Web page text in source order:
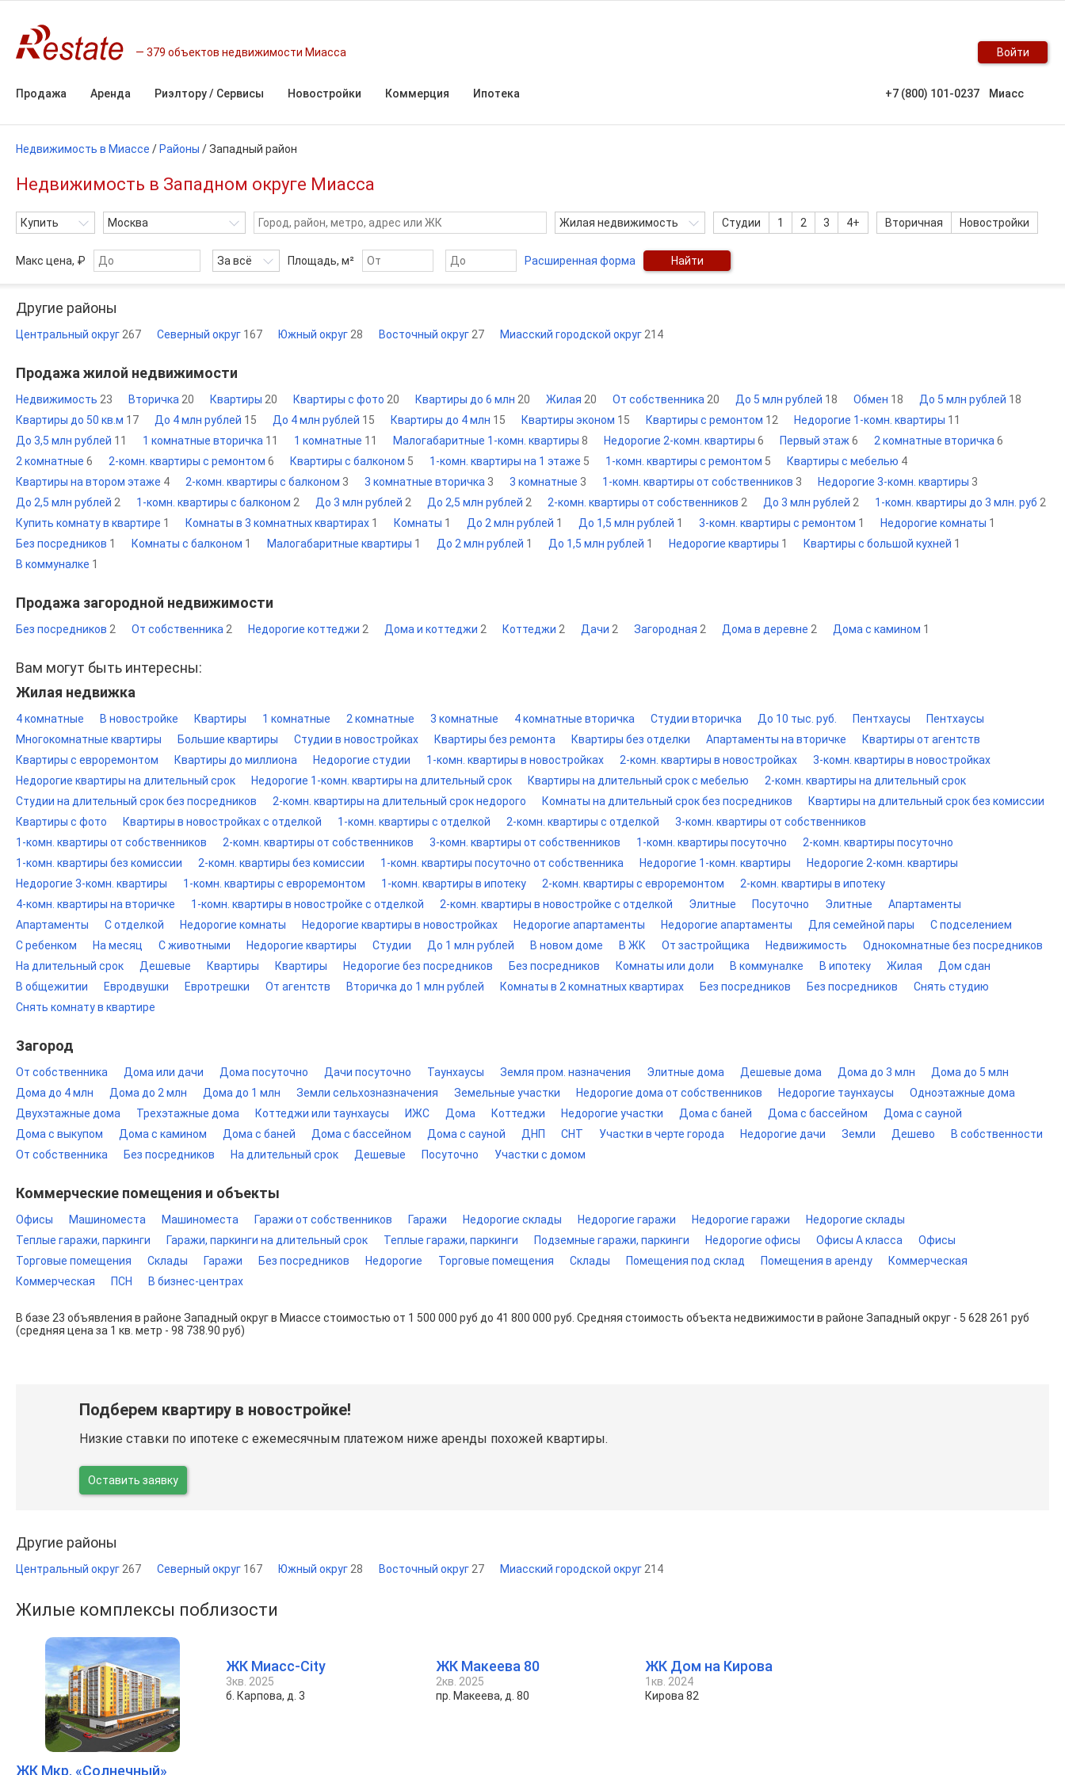
379 объектов недвижимости Миасса Войти
Продажа Аренда Риэлтору / Сервисы Новостройки Коммерция Ипотека +7 (800) 101-0237 Миасс
Недвижимость в Миассе / Районы / Западный район
Недвижимость в Западном округе Миасса
Купить Москва Жилая недвижимость Студии 1 2 3 4+ Вторичная Новостройки
Макс цена, ₽ За всё Площадь, м² Расширенная форма Найти
Другие районы
Центральный округ 267 Северный округ 167 Южный округ 28 Восточный округ 27 Миасский городской округ 214
Продажа жилой недвижимости
Недвижимость 23 Вторичка 20 Квартиры 20 Квартиры с фото 20 Квартиры до 6 млн 20 Жилая 20 От собственника 20 До 5 млн рублей 18 Обмен 18 До 5 млн рублей 18
Квартиры до 50 кв.м 17 До 4 млн рублей 15 До 4 млн рублей 15 Квартиры до 4 млн 15 Квартиры эконом 15 Квартиры с ремонтом 12 Недорогие 1-комн. квартиры 11
До 3,5 млн рублей 11 1 комнатные вторичка 11 1 комнатные 11 Малогабаритные 1-комн. квартиры 8 Недорогие 2-комн. квартиры 6 Первый этаж 6 2 комнатные вторичка 6
2 комнатные 6 2-комн. квартиры с ремонтом 6 Квартиры с балконом 5 1-комн. квартиры на 1 этаже 5 1-комн. квартиры с ремонтом 5 Квартиры с мебелью 4
Квартиры на втором этаже 4 2-комн. квартиры с балконом 3 3 комнатные вторичка 3 3 комнатные 3 1-комн. квартиры от собственников 3 Недорогие 3-комн. квартиры 3
До 2,5 млн рублей 2 1-комн. квартиры с балконом 2 До 3 млн рублей 2 До 2,5 млн рублей 2 2-комн. квартиры от собственников 2 До 3 млн рублей 2 1-комн. квартиры до 3 млн. руб 2
Купить комнату в квартире 1 Комнаты в 3 комнатных квартирах 1 Комнаты 1 До 2 млн рублей 1 До 1,5 млн рублей 1 3-комн. квартиры с ремонтом 1 Недорогие комнаты 1
Без посредников 1 Комнаты с балконом 1 Малогабаритные квартиры 1 До 2 млн рублей 1 До 1,5 млн рублей 1 Недорогие квартиры 1 Квартиры с большой кухней 1
В коммуналке 1
Продажа загородной недвижимости
Без посредников 2 От собственника 2 Недорогие коттеджи 2 Дома и коттеджи 2 Коттеджи 2 Дачи 2 Загородная 2 Дома в деревне 2 Дома с камином 1
Вам могут быть интересны:
Жилая недвижка
4 комнатные В новостройке Квартиры 1 комнатные 2 комнатные 3 комнатные 4 комнатные вторичка Студии вторичка До 10 тыс. руб. Пентхаусы
Пентхаусы
Многокомнатные квартиры
Большие квартиры Студии в новостройках Квартиры без ремонта Квартиры без отделки Апартаменты на вторичке
Квартиры от агентств
Квартиры с евроремонтом
Квартиры до миллиона Недорогие студии 1-комн. квартиры в новостройках 2-комн. квартиры в новостройках
3-комн. квартиры в новостройках
Недорогие квартиры на длительный срок
Недорогие 1-комн. квартиры на длительный срок Квартиры на длительный срок с мебелью
2-комн. квартиры на длительный срок
Студии на длительный срок без посредников
2-комн. квартиры на длительный срок недорого Комнаты на длительный срок без посредников
Квартиры на длительный срок без комиссии
Квартиры с фото
Квартиры в новостройках с отделкой 1-комн. квартиры с отделкой 2-комн. квартиры с отделкой
3-комн. квартиры от собственников
1-комн. квартиры от собственников
2-комн. квартиры от собственников 3-комн. квартиры от собственников 1-комн. квартиры посуточно
2-комн. квартиры посуточно
1-комн. квартиры без комиссии
2-комн. квартиры без комиссии 1-комн. квартиры посуточно от собственника Недорогие 1-комн. квартиры
Недорогие 2-комн. квартиры
Недорогие 3-комн. квартиры
1-комн. квартиры с евроремонтом 1-комн. квартиры в ипотеку 2-комн. квартиры с евроремонтом
2-комн. квартиры в ипотеку
4-комн. квартиры на вторичке
1-комн. квартиры в новостройке с отделкой 2-комн. квартиры в новостройке с отделкой Элитные Посуточно Элитные
Апартаменты
Апартаменты
С отделкой Недорогие комнаты Недорогие квартиры в новостройках Недорогие апартаменты Недорогие апартаменты Для семейной пары
С подселением
С ребенком
На месяц С животными Недорогие квартиры Студии До 1 млн рублей В новом доме В ЖК От застройщика Недвижимость
Однокомнатные без посредников
На длительный срок
Дешевые Квартиры Квартиры Недорогие без посредников Без посредников Комнаты или доли В коммуналке В ипотеку Жилая
Дом сдан
В общежитии
Евродвушки Евротрешки От агентств Вторичка до 1 млн рублей Комнаты в 2 комнатных квартирах Без посредников Без посредников
Снять студию
Снять комнату в квартире
Загород
От собственника Дома или дачи Дома посуточно Дачи посуточно Таунхаусы Земля пром. назначения Элитные дома Дешевые дома Дома до 3 млн
Дома до 5 млн
Дома до 4 млн
Дома до 2 млн Дома до 1 млн Земли сельхозназначения Земельные участки Недорогие дома от собственников Недорогие таунхаусы
Одноэтажные дома
Двухэтажные дома
Трехэтажные дома Коттеджи или таунхаусы ИЖС Дома Коттеджи Недорогие участки Дома с баней Дома с бассейном
Дома с сауной
Дома с выкупом
Дома с камином Дома с баней Дома с бассейном Дома с сауной ДНП СНТ Участки в черте города Недорогие дачи Земли Дешево
В собственности
От собственника
Без посредников На длительный срок Дешевые Посуточно Участки с домом
Коммерческие помещения и объекты
Офисы Машиноместа Машиноместа Гаражи от собственников Гаражи Недорогие склады Недорогие гаражи Недорогие гаражи
Недорогие склады
Теплые гаражи, паркинги
Гаражи, паркинги на длительный срок Теплые гаражи, паркинги Подземные гаражи, паркинги Недорогие офисы Офисы A класса
Офисы
Торговые помещения
Склады Гаражи Без посредников Недорогие Торговые помещения Склады Помещения под склад Помещения в аренду
Коммерческая
Коммерческая
ПСН В бизнес-центрах
В базе 23 объявления в районе Западный округ в Миассе стоимостью от 1 500 000 руб до 41 800 000 руб. Средняя стоимость объекта недвижимости в районе Западный округ - 5 628 261 руб
(средняя цена за 1 кв. метр - 98 738.90 руб)
Подберем квартиру в новостройке!
Низкие ставки по ипотеке с ежемесячным платежом ниже аренды похожей квартиры.
Оставить заявку
Другие районы
Центральный округ 267 Северный округ 167 Южный округ 28 Восточный округ 27 Миасский городской округ 214
Жилые комплексы поблизости
ЖК Мкр. «Солнечный»
ЖК Миасс-City
3кв. 2025
б. Карпова, д. 3
ЖК Макеева 80
2кв. 2025
пр. Макеева, д. 80
ЖК Дом на Кирова
1кв. 2024
Кирова 82